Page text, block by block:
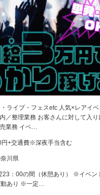
ライブ・フェスetc 人気×レアイ
／整理業務 お客さんに対して入
業務 イベ…
円+交通費※深夜手当含む
川県
23：00の間（休憩あり） ※イベン
あり ※一定…